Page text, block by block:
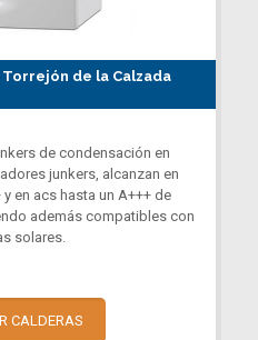
de la Calzada
de condensación en
junkers, alcanzan en
en acs hasta un A+++ de
además compatibles con
solares.
CALDERAS